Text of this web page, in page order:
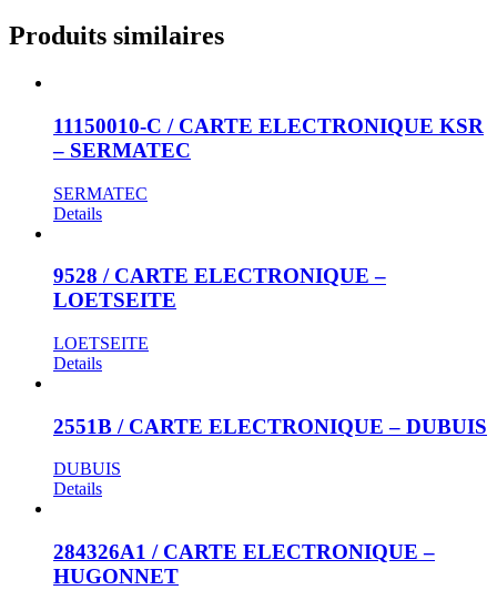
Produits similaires
11150010-C / CARTE ELECTRONIQUE KSR
– SERMATEC
SERMATEC
Details
9528 / CARTE ELECTRONIQUE –
LOETSEITE
LOETSEITE
Details
2551B / CARTE ELECTRONIQUE – DUBUIS
DUBUIS
Details
284326A1 / CARTE ELECTRONIQUE –
HUGONNET